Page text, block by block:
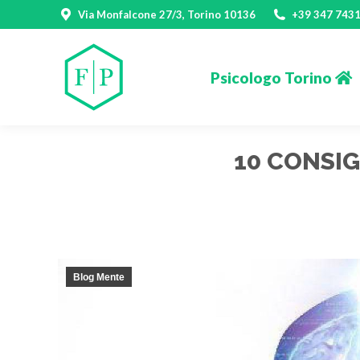
Via Monfalcone 27/3, Torino 10136 +39 347
Psicologo Torino
10
Blog Mente
Psicologo Torino